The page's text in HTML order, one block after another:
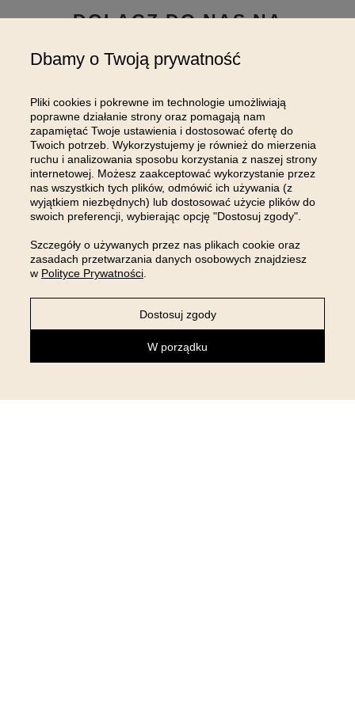
DOŁĄCZ DO NAS NA
NEWSLETTER
Zapisz się do newslettera i otrzymaj 5% rabatu na pierwsze
Dbamy o Twoją prywatność
Pliki cookies i pokrewne im technologie umożliwiają
poprawne działanie strony oraz pomagają nam
zapamiętać Twoje ustawienia i dostosować ofertę do
Twoich potrzeb. Wykorzystujemy je również do mierzenia
ruchu i analizowania sposobu korzystania z naszej strony
internetowej. Możesz zaakceptować wykorzystanie przez
nas wszystkich tych plików, odmówić ich używania (z
wyjątkiem niezbędnych) lub dostosować użycie plików do
swoich preferencji, wybierając opcję "Dostosuj zgody".
Szczegóły o używanych przez nas plikach cookie oraz
zasadach przetwarzania danych osobowych znajdziesz
w Polityce Prywatności
W porządku
Dostosuj zgody